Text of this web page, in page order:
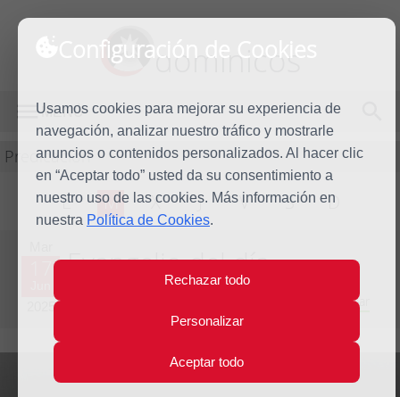
Configuración de Cookies
Usamos cookies para mejorar su experiencia de
navegación, analizar nuestro tráfico y mostrarle
anuncios o contenidos personalizados. Al hacer clic
en “Aceptar todo” usted da su consentimiento a
nuestro uso de las cookies. Más información en
nuestra Política de Cookies.
Rechazar todo
Personalizar
Aceptar todo
dominicos
MENÚ
Predicación
L M X J V S D
2025
Evangelio del día
Undécima Semana del Tiempo Ordinario - Año Impar